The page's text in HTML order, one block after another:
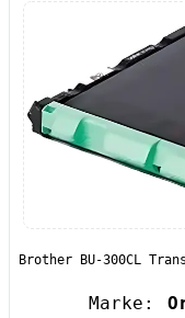
Brother BU-300CL
Marke: